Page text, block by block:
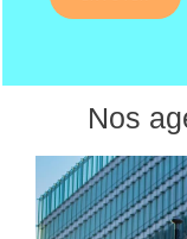
Nos